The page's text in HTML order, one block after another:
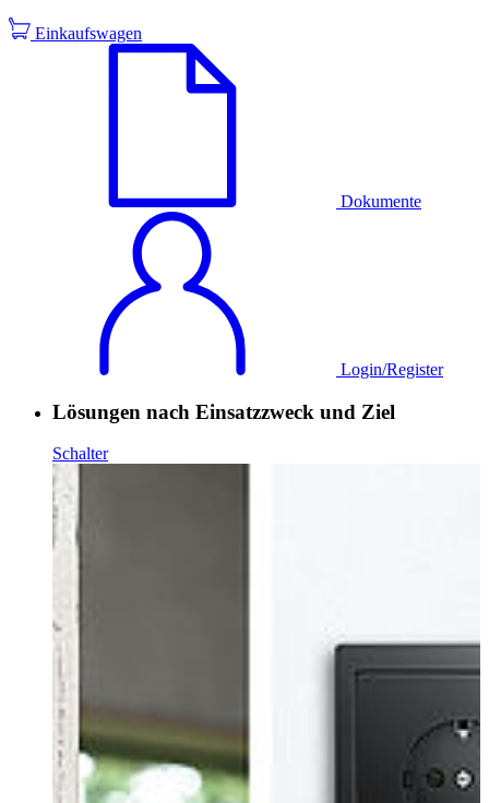
Einkaufswagen
Dokumente
Login/Register
Lösungen nach Einsatzzweck und Ziel
Schalter